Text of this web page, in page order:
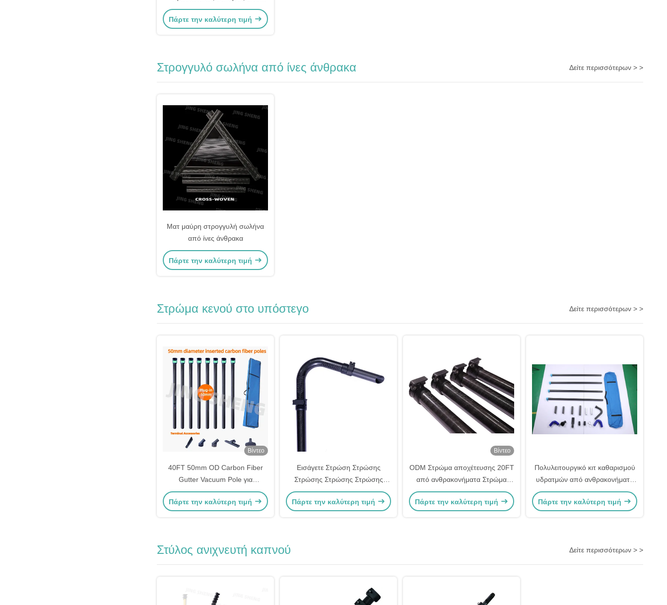
ανθρακονήματα 3K επιφάνειας
Πάρτε την καλύτερη τιμή
Στρογγυλό σωλήνα από ίνες άνθρακα Δείτε περισσότερων > >
Ματ μαύρη στρογγυλή σωλήνα
από ίνες άνθρακα
Πάρτε την καλύτερη τιμή
Στρώμα κενού στο υπόστεγο Δείτε περισσότερων > >
Βίντεο
40FT 50mm OD Carbon Fiber
Gutter Vacuum Pole για
εργοστασιακές αεροειδείς
σωλήνες
Πάρτε την καλύτερη τιμή
Εισάγετε Στρώση Στρώσης
Στρώσης Στρώσης Στρώσης
Στρώσης Στρώσης για
Κατεβαίνοντες Στρώσεις και
Πάρτε την καλύτερη τιμή
Βίντεο
ODM Στρώμα αποχέτευσης 20FT
από ανθρακονήματα Στρώμα
αποχέτευσης στέγης βίλας
Πάρτε την καλύτερη τιμή
Πολυλειτουργικό κιτ καθαρισμού
υδρατμών από ανθρακονήματα
40 mm 50 mm
Πάρτε την καλύτερη τιμή
Στύλος ανιχνευτή καπνού Δείτε περισσότερων > >